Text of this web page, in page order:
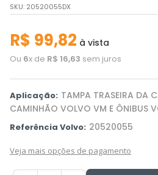
SKU: 20520055DX
R$ 99,82 à vista
Ou 6x de R$ 16,63 sem juros
Aplicação: TAMPA TRASEIRA DA
CAMINHÃO VOLVO VM E ÔNIBUS
Referência Volvo: 20520055
Veja mais opções de pagamento